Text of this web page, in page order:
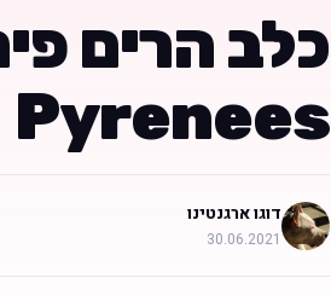
Pyrenees
דוגו ארגנטינו
30.06.2021